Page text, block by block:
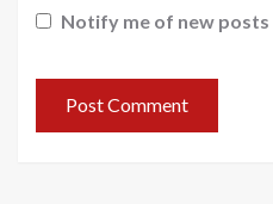
Notify me of new posts